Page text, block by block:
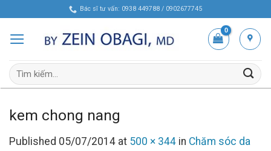
content
Bác sĩ tư vấn: 0938 449788 / 0902677745
Tìm
kiếm:
kem chong nang
Published 05/07/2014 at 500 × 344 in Chăm sóc da